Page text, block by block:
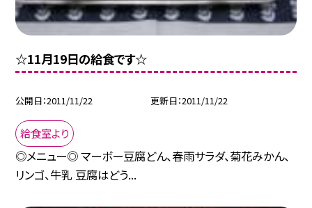
☆11月19日の給食です☆
公開日 2011/11/22 更新日 2011/11/22
給食室より
◎メニュー◎ マーボー豆腐どん、春雨サラダ、菊花みかん、
リンゴ、牛乳 豆腐はどう...